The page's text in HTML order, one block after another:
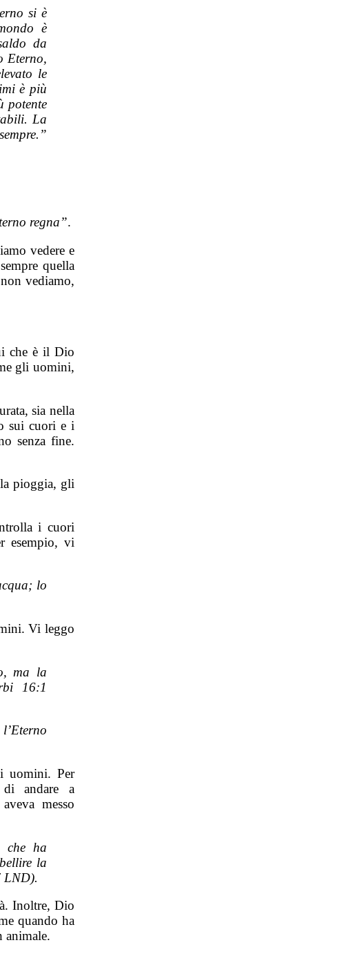
si è
è
da
Eterno,
le
è più
potente
La
regna”.
vedere e
quella
vediamo,
che è il Dio
gli uomini,
sia nella
sui cuori e i
senza fine.
pioggia, gli
i cuori
esempio, vi
lo
Vi leggo
ma la
16:1
uomini. Per
di andare a
messo
che ha
la
LND).
Inoltre, Dio
quando ha
animale.